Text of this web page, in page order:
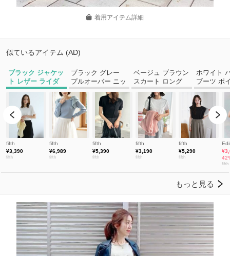
着用アイテム詳細